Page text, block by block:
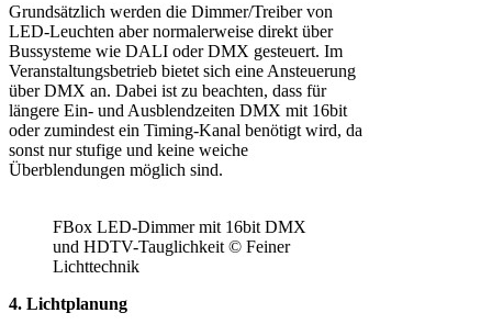
Grundsätzlich werden die Dimmer/Treiber von
LED-Leuchten aber normalerweise direkt über
Bussysteme wie DALI oder DMX gesteuert. Im
Veranstaltungsbetrieb bietet sich eine Ansteuerung
über DMX an. Dabei ist zu beachten, dass für
längere Ein- und Ausblendzeiten DMX mit 16bit
oder zumindest ein Timing-Kanal benötigt wird, da
sonst nur stufige und keine weiche
Überblendungen möglich sind.
FBox LED-Dimmer mit 16bit DMX
und HDTV-Tauglichkeit © Feiner
Lichttechnik
4. Lichtplanung